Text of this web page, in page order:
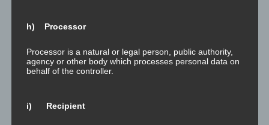
Die Mehrheit ist also geimpft. Ob als Systemschaf oder als frei
Demokratische Freiheit
möglichen Einschränkungen durch nötige(?) Lockdowns und
h) Processor
Processor is a natural or legal person, public authority,
agency or other body which processes personal data on
behalf of the controller.
i) Recipient